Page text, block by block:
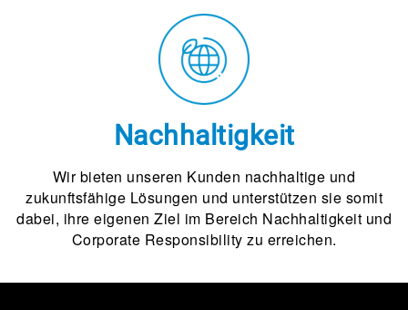
Nachhaltigkeit
Wir bieten unseren Kunden nachhaltige und
zukunftsfähige Lösungen und unterstützen sie somit
dabei, ihre eigenen Ziel im Bereich Nachhaltigkeit und
Corporate Responsibility zu erreichen.